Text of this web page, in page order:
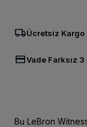
local_shippingÜcretsiz Kargo
credit_cardVade Farksız
Bu LeBron